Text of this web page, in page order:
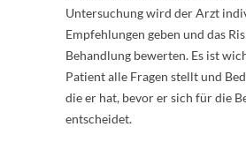
Untersuchung wird der Arzt
Empfehlungen geben und das
Behandlung bewerten. Es ist
Patient alle Fragen stellt und
die er hat, bevor er sich für die
entscheidet.